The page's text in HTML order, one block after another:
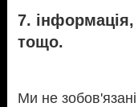
7.
тощо.
Ми не